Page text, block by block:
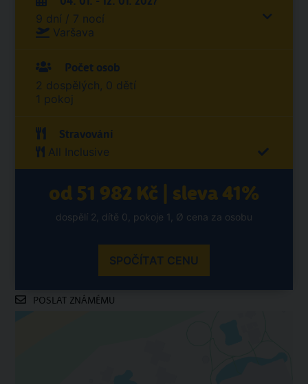
9 dní / 7 nocí
Varšava
Počet osob
2 dospělých, 0 dětí
1 pokoj
Stravování
All Inclusive
od 51 982 Kč | sleva 41%
dospělí 2, dítě 0, pokoje 1, Ø cena za osobu
SPOČÍTAT CENU
POSLAT ZNÁMÉMU